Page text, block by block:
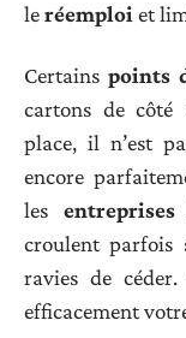
leréemploiet
Certains points
cartons de côté
place, il n’est
encore
lesentreprises
croulent parfois
ravies de
efficacement